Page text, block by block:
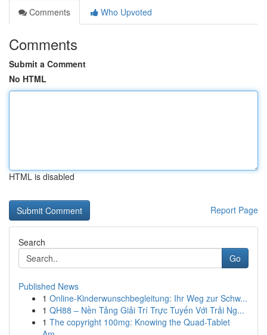
Comments
Who Upvoted
Comments
Submit a Comment
No HTML
HTML is disabled
Report Page
Search
Go
Published News
1 Online-Kinderwunschbegleitung: Ihr Weg zur Schw...
1 QH88 – Nền Tảng Giải Trí Trực Tuyến Với Trải Ng...
1 The copyright 100mg: Knowing the Quad-Tablet